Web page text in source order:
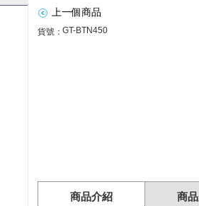
上一個商品
貨號：GT-BTN450
商品介紹 商